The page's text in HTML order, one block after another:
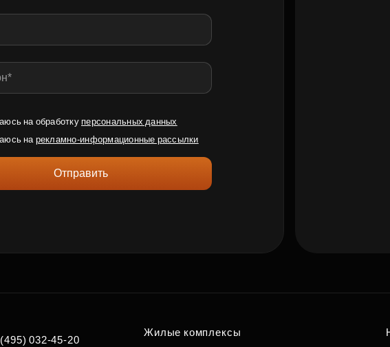
на обработку персональных данных
нарекламно-информационные рассылки
Отправить
032-45-20
Жилые комплексы